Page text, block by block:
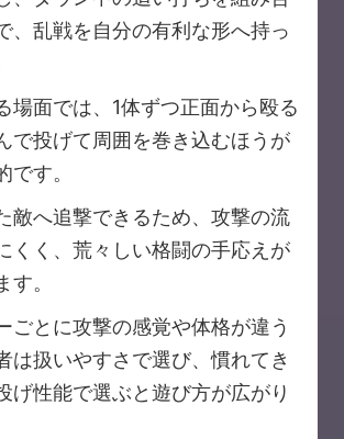
、乱戦を自分の有利な形へ持っ
場面では、1体ずつ正面から殴る
で投げて周囲を巻き込むほうが
です。
敵へ追撃できるため、攻撃の流
くく、荒々しい格闘の手応えが
す。
ごとに攻撃の感覚や体格が違う
は扱いやすさで選び、慣れてき
げ性能で選ぶと遊び方が広がり